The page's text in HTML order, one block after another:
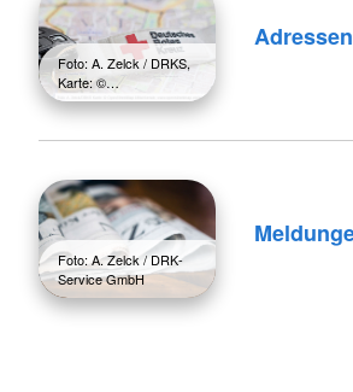
Foto: A. Zelck / DRKS,
Karte: ©…
Adressen
Foto: A. Zelck / DRK-
Service GmbH